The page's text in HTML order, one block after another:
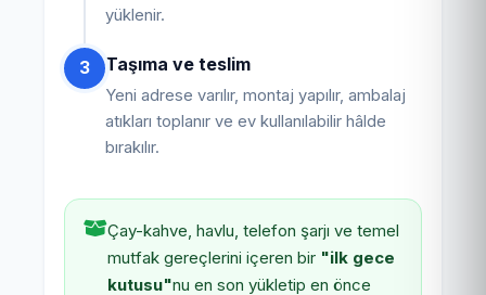
yüklenir.
3 Taşıma ve teslim
Yeni adrese varılır, montaj yapılır, ambalaj
atıkları toplanır ve ev kullanılabilir hâlde
bırakılır.
Çay-kahve, havlu, telefon şarjı ve temel
mutfak gereçlerini içeren bir "ilk gece
kutusu"nu en son yükletip en önce